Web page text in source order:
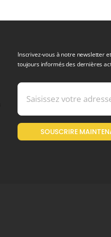
Inscrivez-vous à notre newsletter
toujours informés des dernières
SOUSCRIRE